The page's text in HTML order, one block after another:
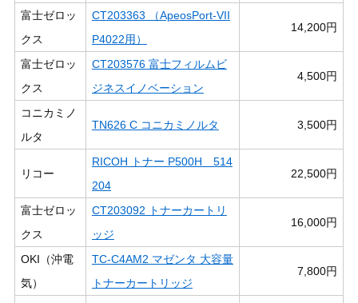
富士ゼロッ
クス
CT203363 （ApeosPort-VII
P4022用）
14,200円
富士ゼロッ
クス
CT203576 富士フィルムビ
ジネスイノベーション
4,500円
コニカミノ
ルタ
TN626 C コニカミノルタ 3,500円
リコー
RICOH トナー P500H 514
204
22,500円
富士ゼロッ
クス
CT203092 トナーカートリ
ッジ
16,000円
OKI（沖電
気）
TC-C4AM2 マゼンタ 大容量
トナーカートリッジ
7,800円